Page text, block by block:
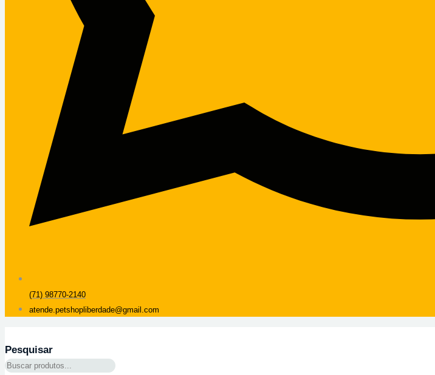
(71) 98770-2140
atende.petshopliberdade@gmail.com
Pesquisar